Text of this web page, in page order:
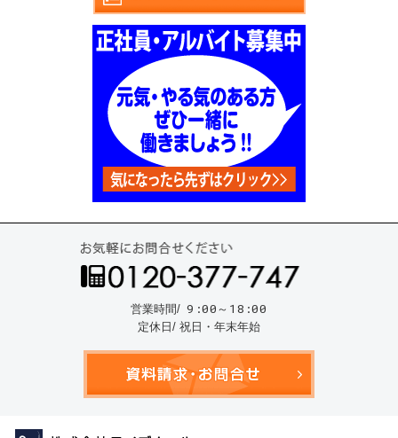
営業時間/ 9:00～18:00
定休日/ 祝日・年末年始